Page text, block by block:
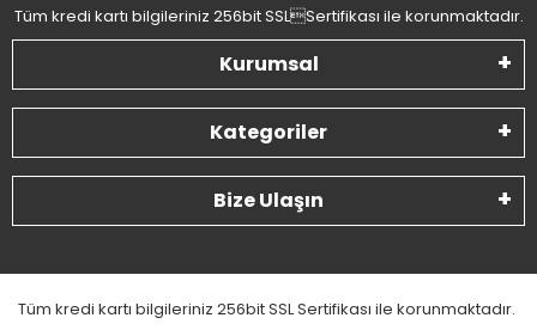
Tüm kredi kartı bilgileriniz 256bit SSLSertifikası ile korunmaktadır.
Kurumsal
Kategoriler
Bize Ulaşın
Tüm kredi kartı bilgileriniz 256bit SSL Sertifikası ile korunmaktadır.